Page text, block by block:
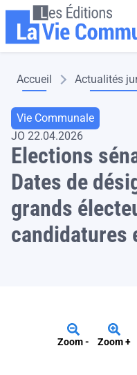
Aller au contenu principal
Fil d'Ariane
Accueil Actualités
Vie Communale
JO 22.04.2026
Elections
Dates de
grands
candidatures
Zoom - Zoom +
Panneau de gestion des